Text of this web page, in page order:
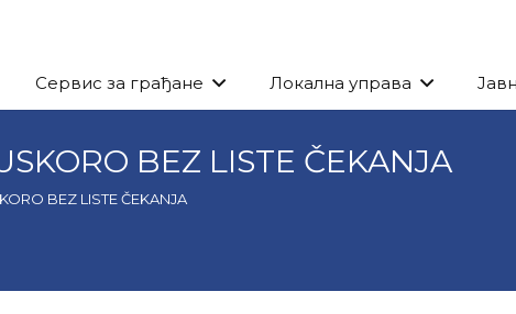
Сервис за грађане Локална управа
BEZ LISTE ČEKANJA
BEZ LISTE ČEKANJA